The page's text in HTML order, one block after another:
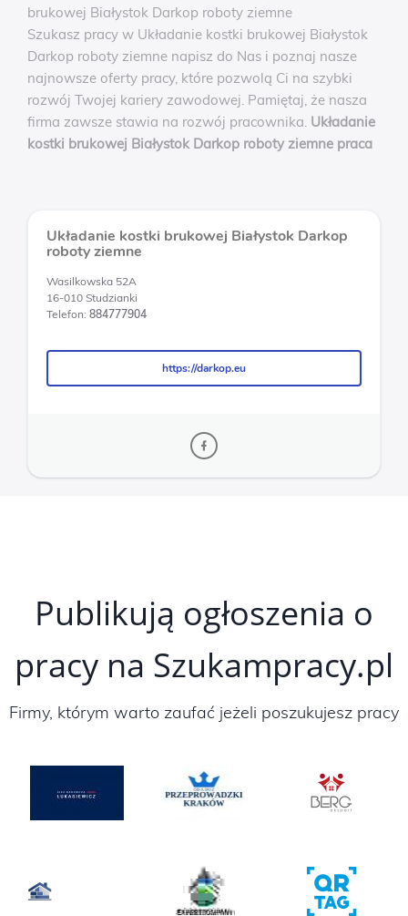
brukowej Białystok Darkop roboty ziemne
Szukasz pracy w Układanie kostki brukowej Białystok
Darkop roboty ziemne napisz do Nas i poznaj nasze
najnowsze oferty pracy, które pozwolą Ci na szybki
rozwój Twojej kariery zawodowej. Pamiętaj, że nasza
firma zawsze stawia na rozwój pracownika. Układanie
kostki brukowej Białystok Darkop roboty ziemne praca
Układanie kostki brukowej Białystok Darkop
roboty ziemne
Wasilkowska 52A
16-010 Studzianki
Telefon: 884777904
https://darkop.eu
https://darkop.eu
Publikują ogłoszenia o
pracy na Szukampracy.pl
Firmy, którym warto zaufać jeżeli poszukujesz pracy